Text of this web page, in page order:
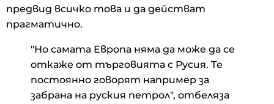
предвид всичко това и да действат
прагматично.
"Но самата Европа няма да може да се
откаже от търговията с Русия. Те
постоянно говорят например за
забрана на руския петрол", отбеляза